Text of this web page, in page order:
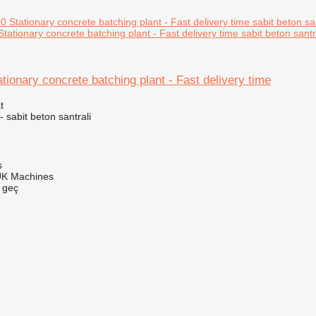
concrete batching plant - Fast delivery time sabit beton
concrete batching plant - Fast delivery time
sabit beton santrali
Machines
geç